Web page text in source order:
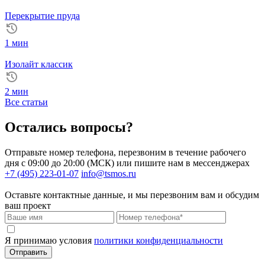
Перекрытие пруда
1 мин
Изолайт классик
2 мин
Все статьи
Остались вопросы?
Отправьте номер телефона, перезвоним в течение рабочего
дня с 09:00 до 20:00 (МСК) или пишите нам в мессенджерах
+7 (495) 223-01-07 info@tsmos.ru
Оставьте контактные данные, и мы перезвоним вам и обсудим
ваш проект
Я принимаю условия политики конфиденциальности
Отправить